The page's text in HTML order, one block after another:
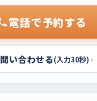
電話で予約する
問い合わせる(入力30秒) ›